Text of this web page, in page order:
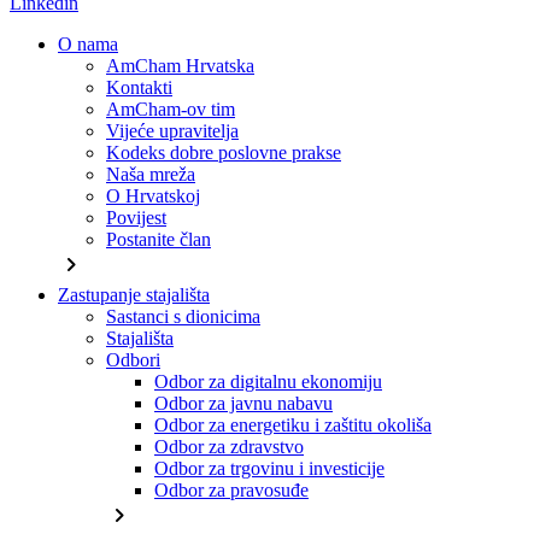
O nama
AmCham Hrvatska
Kontakti
AmCham-ov tim
Vijeće upravitelja
Kodeks dobre poslovne prakse
Naša mreža
O Hrvatskoj
Povijest
Postanite član
chevron_right
Zastupanje stajališta
Sastanci s dionicima
Stajališta
Odbori
Odbor za digitalnu ekonomiju
Odbor za javnu nabavu
Odbor za energetiku i zaštitu okoliša
Odbor za zdravstvo
Odbor za trgovinu i investicije
Odbor za pravosuđe
chevron_right